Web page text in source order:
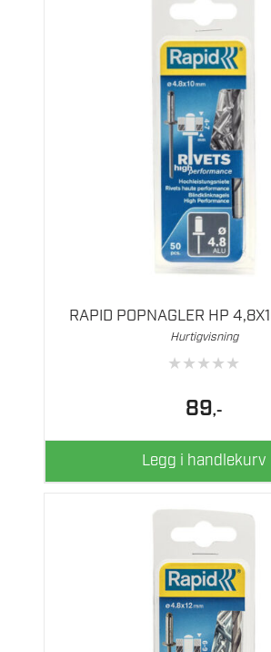
RAPID POPNAGLER HP
Hurtigvisning
★★★★★
89,-
Legg i handlekurv